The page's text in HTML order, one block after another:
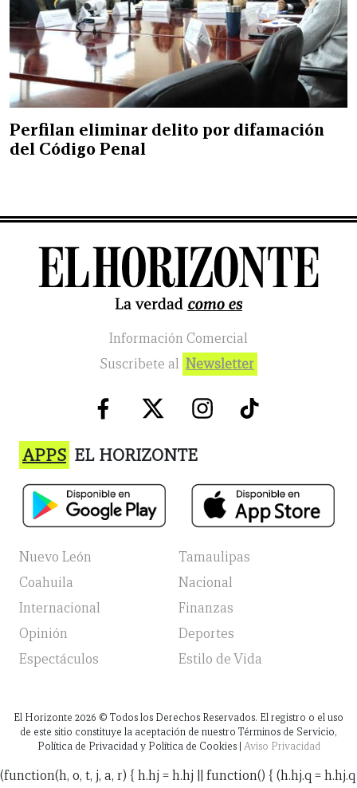
Perfilan eliminar delito por difamación
del Código Penal
Información Comercial
Suscribete al Newsletter
APPS EL HORIZONTE
Nuevo León
Tamaulipas
Coahuila
Nacional
Internacional
Finanzas
Opinión
Deportes
Espectáculos
Estilo de Vida
El Horizonte 2026 © Todos los Derechos Reservados. El registro o el uso
de este sitio constituye la aceptación de nuestro Términos de Servicio,
Política de Privacidad y Política de Cookies | Aviso Privacidad
(function(h, o, t, j, a, r) { h.hj = h.hj || function() { (h.hj.q = h.hj.q